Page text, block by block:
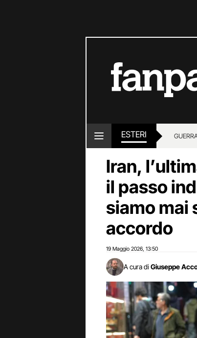
ESTERI
Iran,
il passo
siamo mai
accordo
19 Maggio 2026 13:50
A cura di Giuseppe